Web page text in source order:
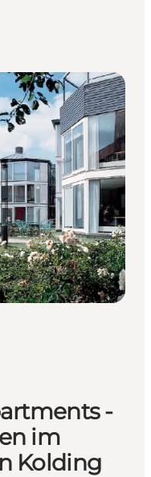
-
im
Kolding